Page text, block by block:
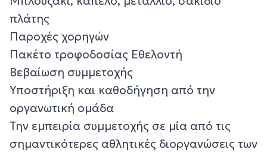
πλάτης
Παροχές χορηγών
Πακέτο τροφοδοσίας Εθελοντή
Βεβαίωση συμμετοχής
Υποστήριξη και καθοδήγηση από την
οργανωτική ομάδα
Την εμπειρία συμμετοχής σε μία από τις
σημαντικότερες αθλητικές διοργανώσεις των